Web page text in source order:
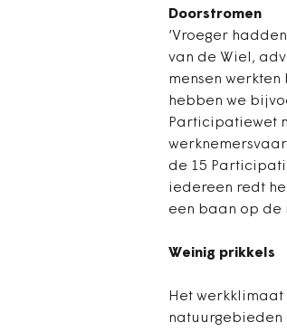
Doorstromen
‘Vroeger
van de Wiel,
mensen
hebben we
Participatiewet
de 15
iedereen redt
een baan op de
Weinig prikkels
Het werkklimaat
natuurgebieden